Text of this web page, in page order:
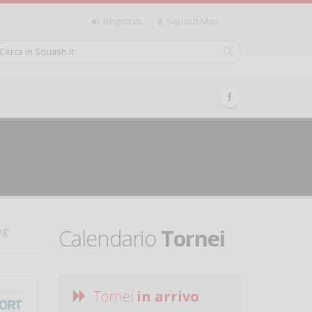
Registrati Squash Map
CalendarioTornei
Tornei in arrivo